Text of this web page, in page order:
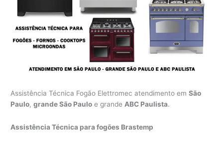
Assistência Técnica Fogão Elettromec atendimento emSão
Paulo,grande São Paulo e grandeABC Paulista.
Assistência Técnica para fogões Brastemp